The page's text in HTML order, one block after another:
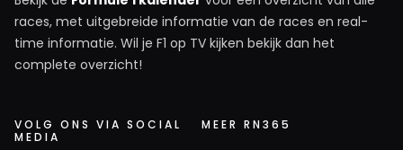
Meepraten? Dat kan! Je hoeft je alleen maar aan te
INLOGGEN AANMELDEN
races, met uitgebreide informatie van de races en real-
time informatie. Wil je F1 op TV kijken bekijk dan het
complete overzicht!
VOLG ONS VIA SOCIAL
MEDIA
MEER RN365